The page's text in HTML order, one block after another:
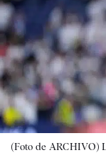
(Foto de ARCHIVO)